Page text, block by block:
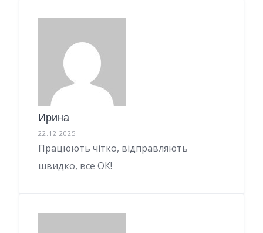
Ирина
22.12.2025
Працюють чітко, відправляють
швидко, все ОК!